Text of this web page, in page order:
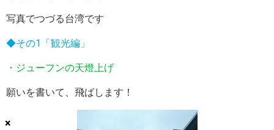
×
写真でつづる台湾です
◆その1「観光編」
・ジューフンの天燈上げ
願いを書いて、飛ばします！